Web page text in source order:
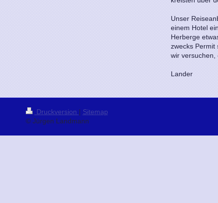
Unser
einem Hotel
Herberge
zwecks Permit
wir versuchen,
Lander
Druckversion | Sitemap
© Jürgen Landmann